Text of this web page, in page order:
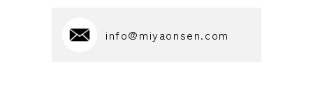
info@miyaonsen.com